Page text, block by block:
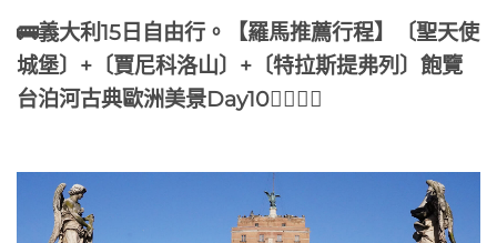
🚌義大利15日自由行。【羅馬推薦行程】〔聖天使
城堡〕+〔賈尼科洛山〕+〔特拉斯提弗列〕飽覽
台泊河古典歐洲美景Day10🚶‍♂️🚶‍♀️